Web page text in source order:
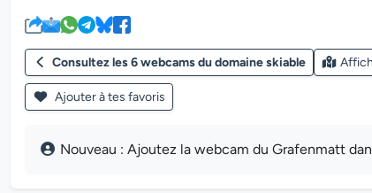
Consultez les 6 webcams du domaine skiable
Ajouter à tes favoris
Nouveau : Ajoutez la webcam du Grafenmatt